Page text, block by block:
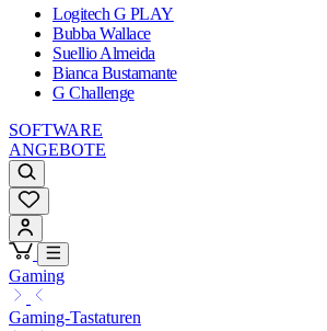
Logitech G PLAY
Bubba Wallace
Suellio Almeida
Bianca Bustamante
G Challenge
SOFTWARE
ANGEBOTE
Gaming
Gaming-Tastaturen